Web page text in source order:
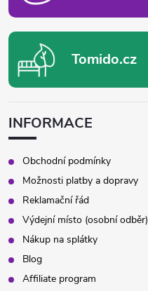
Tomido.cz
INFORMACE
Obchodní podmínky
Možnosti platby a dopravy
Reklamační řád
Výdejní místo (osobní odběr)
Nákup na splátky
Blog
Affiliate program